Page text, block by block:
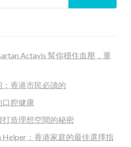
Actavis 幫你穩住血壓，重
香港市民必讀的
口腔健康
造理想空間的秘密
Helper：香港家庭的最佳選擇指